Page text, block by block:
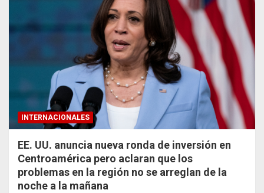
INTERNACIONALES
EE. UU. anuncia nueva ronda de inversión en
Centroamérica pero aclaran que los
problemas en la región no se arreglan de la
noche a la mañana